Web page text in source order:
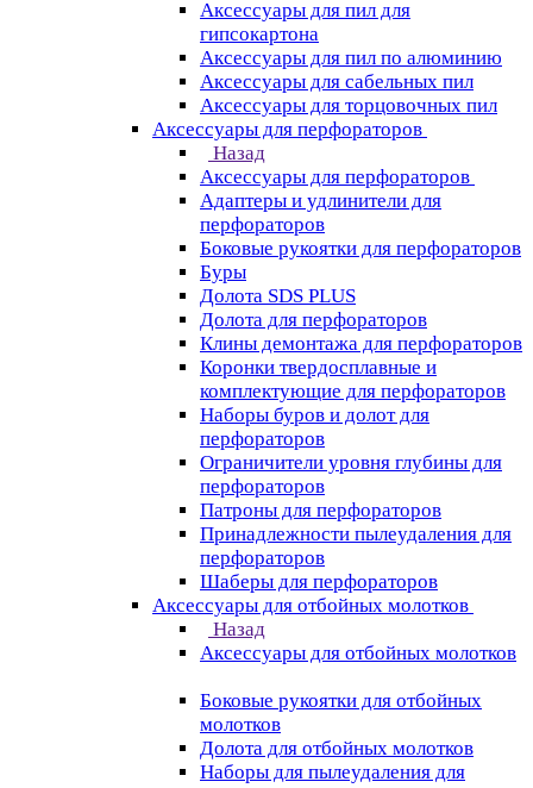
Аксессуары для пил для
гипсокартона
Аксессуары для пил по алюминию
Аксессуары для сабельных пил
Аксессуары для торцовочных пил
Аксессуары для перфораторов
Назад
Аксессуары для перфораторов
Адаптеры и удлинители для
перфораторов
Боковые рукоятки для перфораторов
Буры
Долота SDS PLUS
Долота для перфораторов
Клины демонтажа для перфораторов
Коронки твердосплавные и
комплектующие для перфораторов
Наборы буров и долот для
перфораторов
Ограничители уровня глубины для
перфораторов
Патроны для перфораторов
Принадлежности пылеудаления для
перфораторов
Шаберы для перфораторов
Аксессуары для отбойных молотков
Назад
Аксессуары для отбойных молотков
Боковые рукоятки для отбойных
молотков
Долота для отбойных молотков
Наборы для пылеудаления для